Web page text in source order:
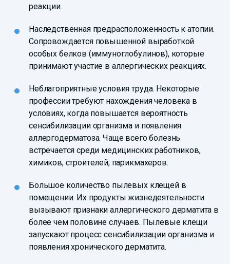
реакции.
Наследственная предрасположенность к атопии.
Сопровождается повышенной выработкой
особых белков (иммуноглобулинов), которые
принимают участие в аллергических реакциях.
Неблагоприятные условия труда. Некоторые
профессии требуют нахождения человека в
условиях, когда повышается вероятность
сенсибилизации организма и появления
аллергодерматоза. Чаще всего болезнь
встречается среди медицинских работников,
химиков, строителей, парикмахеров.
Большое количество пылевых клещей в
помещении. Их продукты жизнедеятельности
вызывают признаки аллергического дерматита в
более чем половине случаев. Пылевые клещи
запускают процесс сенсибилизации организма и
появления хронического дерматита.